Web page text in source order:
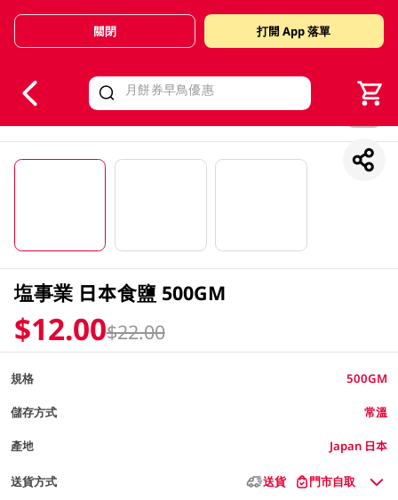
Valid Until 30 June 2026
關閉 打開 App 落單
塩事業 日本食鹽 500GM
$12.00$22.00
規格 500GM
儲存方式 常溫
產地 Japan 日本
送貨方式 送貨 門市自取